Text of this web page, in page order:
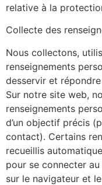
relative à la
Collecte des
Nous collectons,
renseignements
desservir et
Sur notre site web,
renseignements
d’un objectif précis
contact). Certains
recueillis
pour se connecter
sur le navigateur et